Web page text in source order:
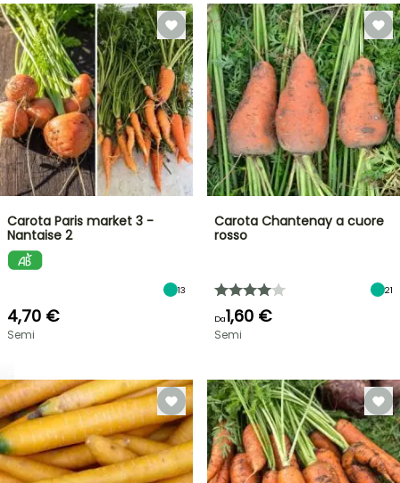
FLASH
FINO
AL
30%
DI
BULBI
PRIMAVERILI
Carota Paris market 3 -
Nantaise 2
13
4,70 €
Semi
Carota Chantenay a cuore
rosso
21
Da1,60 €
Semi